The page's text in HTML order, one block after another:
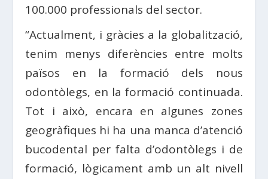
100.000 professionals del sector.
“Actualment, i gràcies a la globalització,
tenim menys diferències entre molts
països en la formació dels nous
odontòlegs, en la formació continuada.
Tot i això, encara en algunes zones
geogràfiques hi ha una manca d’atenció
bucodental per falta d’odontòlegs i de
formació, lògicament amb un alt nivell